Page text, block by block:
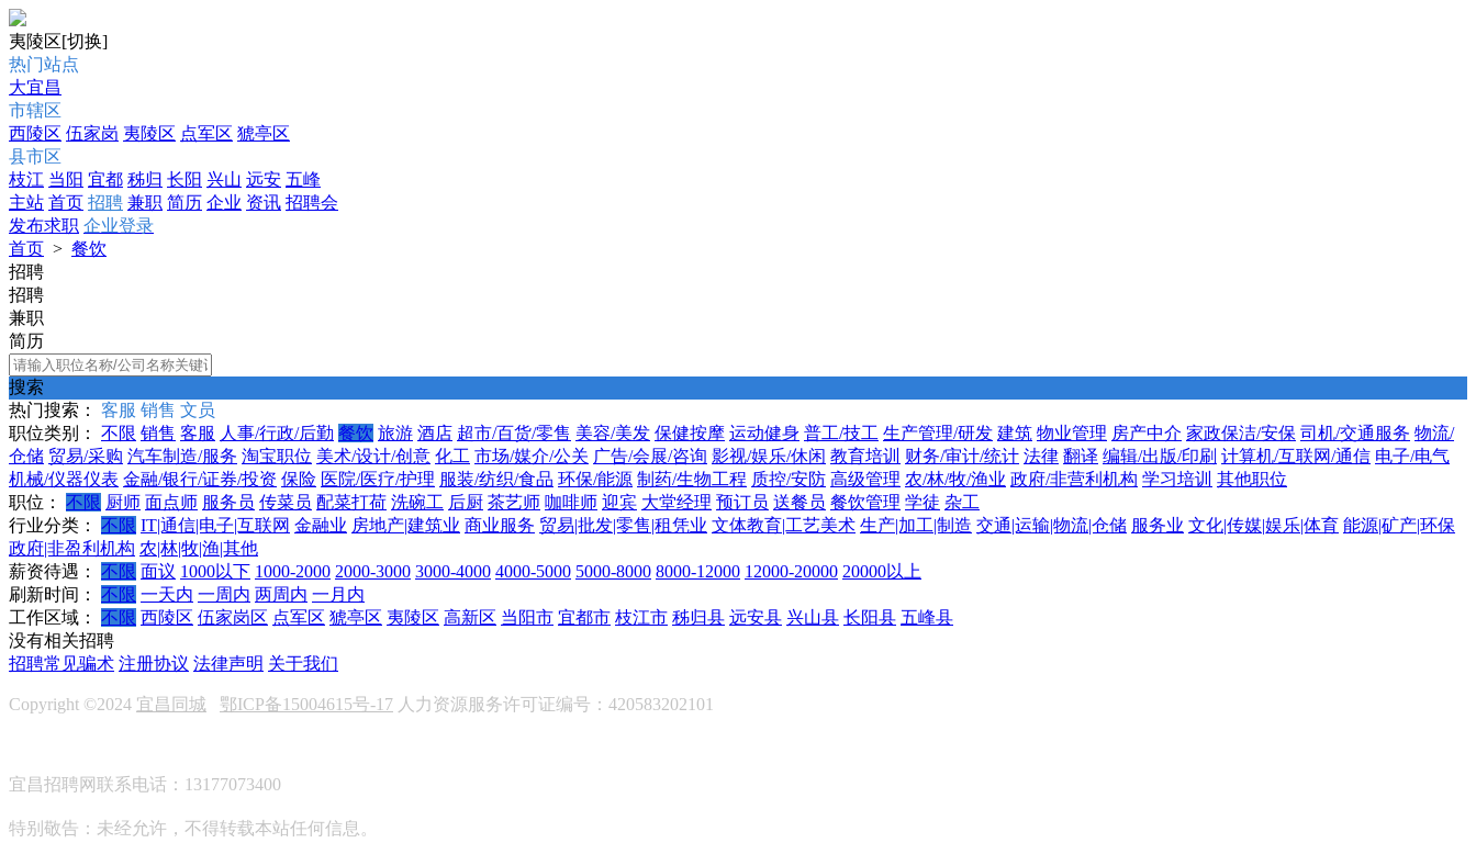
夷陵区[切换]
热门站点
大宜昌
市辖区
西陵区 伍家岗 夷陵区 点军区 猇亭区
县市区
枝江 当阳 宜都 秭归 长阳 兴山 远安 五峰
主站 首页 招聘 兼职 简历 企业 资讯 招聘会
发布求职 企业登录
首页 > 餐饮
招聘
招聘
兼职
简历
搜索
热门搜索：
客服 销售 文员
职位类别：
不限 销售 客服 人事/行政/后勤 餐饮 旅游 酒店 超市/百货/零售 美容/美发 保健按摩 运动健身 普工/技工 生产管理/研发 建筑 物业管理 房产中介 家政保洁/安保 司机/交通服务 物流/
仓储 贸易/采购 汽车制造/服务 淘宝职位 美术/设计/创意 化工 市场/媒介/公关 广告/会展/咨询 影视/娱乐/休闲 教育培训 财务/审计/统计 法律 翻译 编辑/出版/印刷 计算机/互联网/通信 电子/电气
机械/仪器仪表 金融/银行/证券/投资 保险 医院/医疗/护理 服装/纺织/食品 环保/能源 制药/生物工程 质控/安防 高级管理 农/林/牧/渔业 政府/非营利机构 学习培训 其他职位
职位：
不限 厨师 面点师 服务员 传菜员 配菜打荷 洗碗工 后厨 茶艺师 咖啡师 迎宾 大堂经理 预订员 送餐员 餐饮管理 学徒 杂工
行业分类：
不限 IT|通信|电子|互联网 金融业 房地产|建筑业 商业服务 贸易|批发|零售|租凭业 文体教育|工艺美术 生产|加工|制造 交通|运输|物流|仓储 服务业 文化|传媒|娱乐|体育 能源|矿产|环保
政府|非盈利机构 农|林|牧|渔|其他
薪资待遇：
不限 面议 1000以下 1000-2000 2000-3000 3000-4000 4000-5000 5000-8000 8000-12000 12000-20000 20000以上
刷新时间：
不限 一天内 一周内 两周内 一月内
工作区域：
不限 西陵区 伍家岗区 点军区 猇亭区 夷陵区 高新区 当阳市 宜都市 枝江市 秭归县 远安县 兴山县 长阳县 五峰县
没有相关招聘
招聘常见骗术 注册协议 法律声明 关于我们
Copyright ©2024 宜昌同城 鄂ICP备15004615号-17 人力资源服务许可证编号：420583202101
宜昌招聘网联系电话：13177073400
特别敬告：未经允许，不得转载本站任何信息。